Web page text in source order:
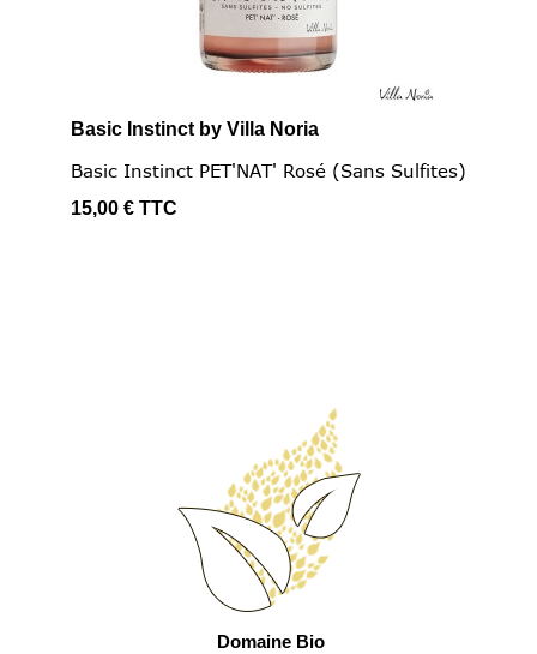
Basic Instinct by Villa Noria
Basic Instinct PET'NAT' Rosé (sans Sulfites)
15,00 € TTC
Domaine Bio